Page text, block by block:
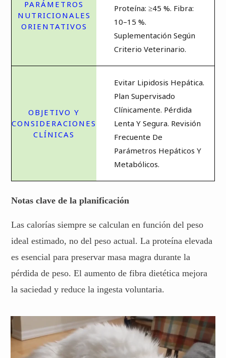
Proteína: ≥45 %. Fibra:
10–15 %.
Suplementación Según
Criterio Veterinario.
Evitar Lipidosis Hepática.
Plan Supervisado
Clínicamente. Pérdida
Lenta Y Segura. Revisión
Frecuente De
Parámetros Hepáticos Y
Metabólicos.
Notas clave de la planificación
Las calorías siempre se calculan en función del peso
ideal estimado, no del peso actual. La proteína elevada
es esencial para preservar masa magra durante la
pérdida de peso. El aumento de fibra dietética mejora
la saciedad y reduce la ingesta voluntaria.